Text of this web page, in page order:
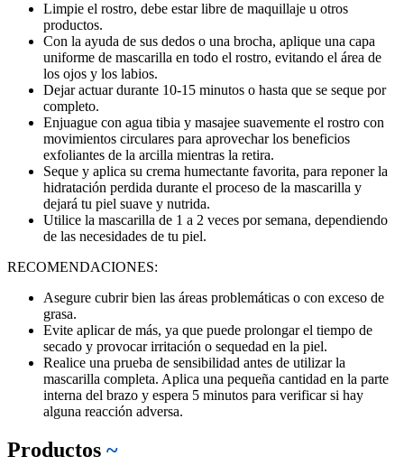
Limpie el rostro, debe estar libre de maquillaje u otros
productos.
Con la ayuda de sus dedos o una brocha, aplique una capa
uniforme de mascarilla en todo el rostro, evitando el área de
los ojos y los labios.
Dejar actuar durante 10-15 minutos o hasta que se seque por
completo.
Enjuague con agua tibia y masajee suavemente el rostro con
movimientos circulares para aprovechar los beneficios
exfoliantes de la arcilla mientras la retira.
Seque y aplica su crema humectante favorita, para reponer la
hidratación perdida durante el proceso de la mascarilla y
dejará tu piel suave y nutrida.
Utilice la mascarilla de 1 a 2 veces por semana, dependiendo
de las necesidades de tu piel.
RECOMENDACIONES:
Asegure cubrir bien las áreas problemáticas o con exceso de
grasa.
Evite aplicar de más, ya que puede prolongar el tiempo de
secado y provocar irritación o sequedad en la piel.
Realice una prueba de sensibilidad antes de utilizar la
mascarilla completa. Aplica una pequeña cantidad en la parte
interna del brazo y espera 5 minutos para verificar si hay
alguna reacción adversa.
Productos ~